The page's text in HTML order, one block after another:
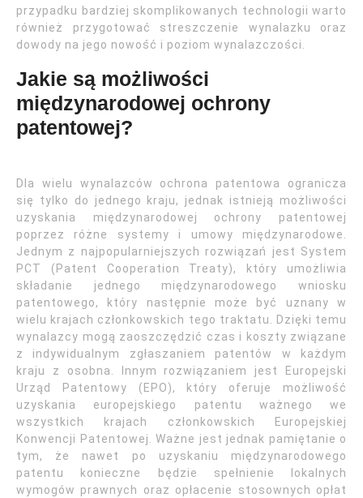
przypadku bardziej skomplikowanych technologii warto
również przygotować streszczenie wynalazku oraz
dowody na jego nowość i poziom wynalazczości.
Jakie są możliwości
międzynarodowej ochrony
patentowej?
Dla wielu wynalazców ochrona patentowa ogranicza
się tylko do jednego kraju, jednak istnieją możliwości
uzyskania międzynarodowej ochrony patentowej
poprzez różne systemy i umowy międzynarodowe.
Jednym z najpopularniejszych rozwiązań jest System
PCT (Patent Cooperation Treaty), który umożliwia
składanie jednego międzynarodowego wniosku
patentowego, który następnie może być uznany w
wielu krajach członkowskich tego traktatu. Dzięki temu
wynalazcy mogą zaoszczędzić czas i koszty związane
z indywidualnym zgłaszaniem patentów w każdym
kraju z osobna. Innym rozwiązaniem jest Europejski
Urząd Patentowy (EPO), który oferuje możliwość
uzyskania europejskiego patentu ważnego we
wszystkich krajach członkowskich Europejskiej
Konwencji Patentowej. Ważne jest jednak pamiętanie o
tym, że nawet po uzyskaniu międzynarodowego
patentu konieczne będzie spełnienie lokalnych
wymogów prawnych oraz opłacenie stosownych opłat